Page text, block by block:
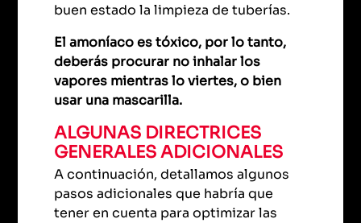
buen estado la limpieza de tuberías.
El amoníaco es tóxico, por lo tanto,
deberás procurar no inhalar los
vapores mientras lo viertes, o bien
usar una mascarilla.
ALGUNAS DIRECTRICES
GENERALES ADICIONALES
A continuación, detallamos algunos
pasos adicionales que habría que
tener en cuenta para optimizar las